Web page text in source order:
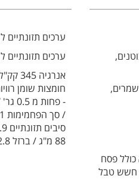
פסח
חשש טבל
ערכים תזונתיים ל 100 גרם:
ערכים תזונתיים ל 100 גרם:
88 מ"ג / ברזל 2.8 מ"ג